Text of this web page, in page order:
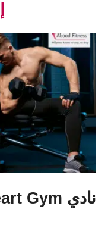
نادي Brave Heart Gym